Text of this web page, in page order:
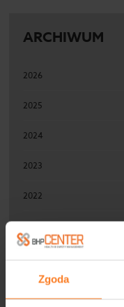
Zgoda
ARCHIWUM
2026
2025
2024
2023
2022
2021
2019